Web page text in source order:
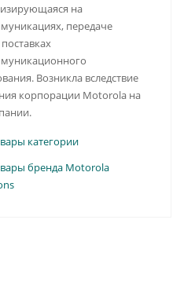
на
передаче
Возникла вследствие
корпорации Motorola на
категории
бренда Motorola